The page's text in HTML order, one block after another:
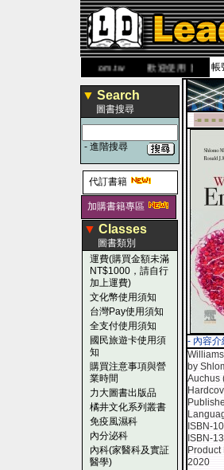
www.leaderbook.com.tw歡迎使用 國民旅遊卡帳
▼ Search
圖書搜尋
- 進階搜尋
代訂書籍
加購書籍專區
▼ Classes
圖書類別
運費(購買金額未滿
NT$1000，請自行
加上運費)
文化幣使用須知
台灣Pay使用須知
全支付使用須知
國民旅遊卡使用須
知
購買注意事項與營
業時間
力大圖書出版品
橘井文化系列叢書
免疫風濕科
內分泌科
內科(家醫科及實証
醫學)
-■ ■ ■
- 內容介
by
Auchus
ISBN-
ISBN-
2020